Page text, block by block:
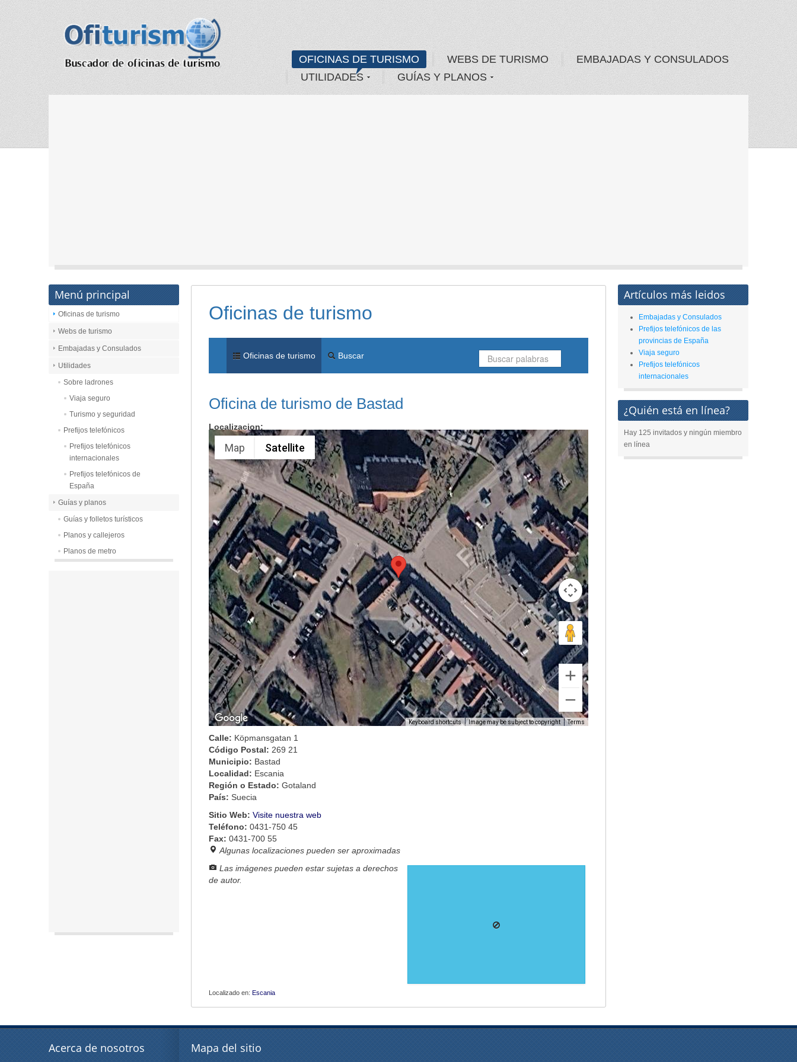
OFICINAS DE TURISMO WEBS DE TURISMO
EMBAJADAS Y CONSULADOS
UTILIDADES
GUÍAS Y PLANOS
Oficinas de turismo
Oficinas de turismo Buscar
Oficina de turismo de Bastad
Localizacion:
Map Satellite
Keyboard shortcuts Image may be subject to copyright Terms
Calle: Köpmansgatan 1
Código Postal: 269 21
Municipio: Bastad
Localidad: Escania
Región o Estado: Gotaland
País: Suecia
Sitio Web: Visite nuestra web
Teléfono: 0431-750 45
Fax: 0431-700 55
Algunas localizaciones pueden ser aproximadas
Las imágenes pueden estar sujetas a derechos
de autor.
Localizado en: Escania
Menú principal
Oficinas de turismo
Webs de turismo
Embajadas y Consulados
Utilidades
Sobre ladrones
Viaja seguro
Turismo y seguridad
Prefijos telefónicos
Prefijos telefónicos
internacionales
Prefijos telefónicos de
España
Guías y planos
Guías y folletos turísticos
Planos y callejeros
Planos de metro
Artículos más leidos
Embajadas y Consulados
Prefijos telefónicos de las
provincias de España
Viaja seguro
Prefijos telefónicos
internacionales
¿Quién está en línea?
Hay 125 invitados y ningún miembro
en línea
Acerca de nosotros Mapa del sitio